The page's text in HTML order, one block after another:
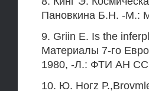
Пановкина Б.Н. -М.:
9. Griin Е. Is the
Материалы 7-го
1980, -Л.: ФТИ АН
10. Ю. Ногz